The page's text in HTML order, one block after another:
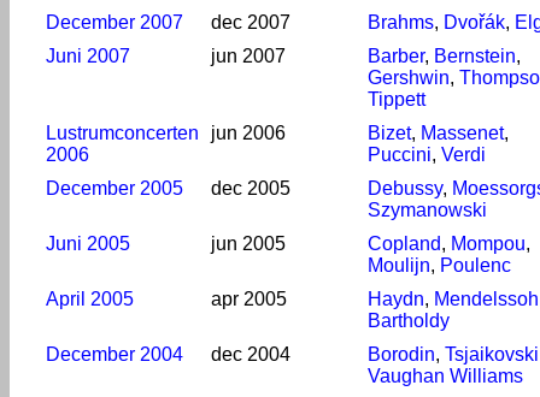
December 2007
dec 2007 Brahms, Dvořák,
Juni 2007
jun 2007 Barber, Bernstein,
Gershwin,
Tippett
Lustrumconcerten
2006
jun 2006 Bizet, Massenet,
Puccini, Verdi
December 2005
dec 2005 Debussy,
Szymanowski
Juni 2005
jun 2005 Copland, Mompou,
Moulijn, Poulenc
April 2005
apr 2005 Haydn,
Bartholdy
December 2004
dec 2004 Borodin, Tsjaikovski
Vaughan Williams